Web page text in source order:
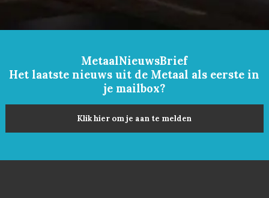
MetaalNieuwsBrief
Het laatste nieuws uit de Metaal als eerste in
je mailbox?
Klik hier om je aan te melden